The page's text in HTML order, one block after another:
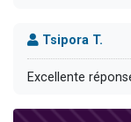
Tsipora T.
Excellente